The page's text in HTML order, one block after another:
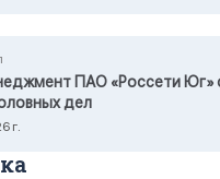
ПАО «Россети Юг»
дел
г.